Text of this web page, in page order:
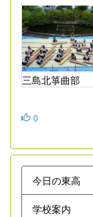
三島北箏曲部
0
今日の東高
学校案内